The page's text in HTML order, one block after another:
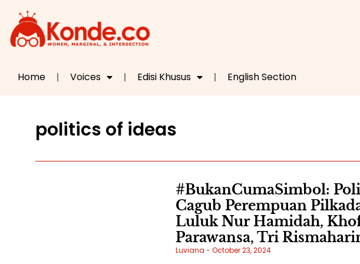
Home Voices Edisi Khusus English Section
politics of ideas
#BukanCumaSimbol:
Cagub Perempuan
Luluk Nur Hamidah,
Parawansa, Tri
Luviana October 23, 2024